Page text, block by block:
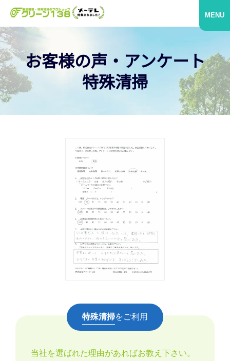
MENU
お客様の声・アンケート
特殊清掃
特殊清掃をご利用
当社を選ばれた理由があればお教え下さい。